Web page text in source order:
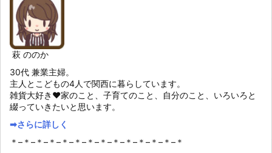
萩 ののか
30代 兼業主婦。
主人とこどもの4人で関西に暮らしています。
雑貨大好き♥家のこと、子育てのこと、自分のこと、いろいろと
綴っていきたいと思います。
➡︎さらに詳しく
＊–＊–＊–＊–＊–＊–＊–＊–＊–＊–＊–＊–＊–＊